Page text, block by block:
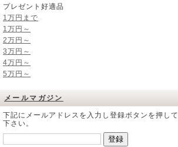
プレゼント好適品
1万円まで
1万円～
2万円～
3万円～
4万円～
5万円～
メールマガジン
下記にメールアドレスを入力し登録ボタンを押して
下さい。